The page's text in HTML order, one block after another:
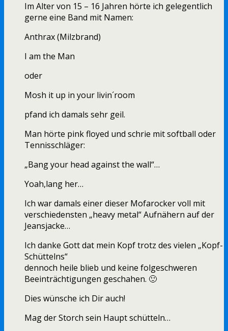
Im Alter von 15 – 16 Jahren hörte ich gelegentlich
gerne eine Band mit Namen:
Anthrax (Milzbrand)
I am the Man
oder
Mosh it up in your livin´room
pfand ich damals sehr geil.
Man hörte pink floyed und schrie mit softball oder
Tennisschläger:
„Bang your head against the wall“…
Yoah,lang her…
Ich war damals einer dieser Mofarocker voll mit
verschiedensten „heavy metal“ Aufnähern auf der
Jeansjacke…
Ich danke Gott dat mein Kopf trotz des vielen „Kopf-
Schüttelns“
dennoch heile blieb und keine folgeschweren
Beeinträchtigungen geschahen. 🙂
Dies wünsche ich Dir auch!
Mag der Storch sein Haupt schütteln…